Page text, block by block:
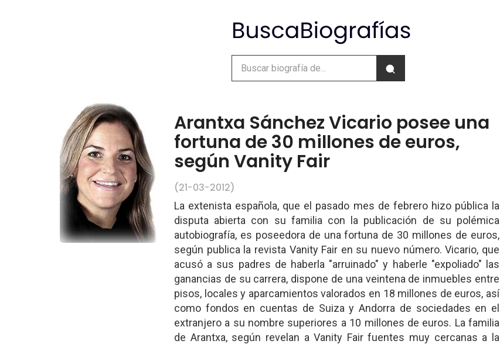
Arantxa Sánchez Vicario posee una
fortuna de 30 millones de euros,
según Vanity Fair
(21-03-2012)
La extenista española, que el pasado mes de febrero hizo pública la
disputa abierta con su familia con la publicación de su polémica
autobiografía, es poseedora de una fortuna de 30 millones de euros,
según publica la revista Vanity Fair en su nuevo número. Vicario, que
acusó a sus padres de haberla "arruinado" y haberle "expoliado" las
ganancias de su carrera, dispone de una veintena de inmuebles entre
pisos, locales y aparcamientos valorados en 18 millones de euros, así
como fondos en cuentas de Suiza y Andorra de sociedades en el
extranjero a su nombre superiores a 10 millones de euros. La familia
de Arantxa, según revelan a Vanity Fair fuentes muy cercanas a la